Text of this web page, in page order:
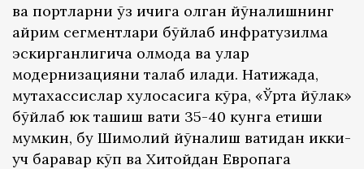
ва портларни ўз ичига олган йўналишнинг
айрим сегментлари бўйлаб инфратузилма
эскирганлигича қолмоқда ва улар
модернизацияни талаб қилади. Натижада,
мутахассислар хулосасига кўра, «Ўрта йўлак»
бўйлаб юк ташиш вақти 35-40 кунга етиши
мумкин, бу Шимолий йўналиш вақтидан икки-
уч баравар кўп ва Хитойдан Европага